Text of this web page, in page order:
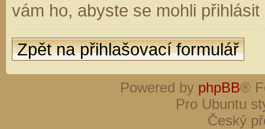
vám ho, abyste se mohli
Zpět na přihlašovací formulář
Powered by phpBB®
Pro Ubuntu
Český